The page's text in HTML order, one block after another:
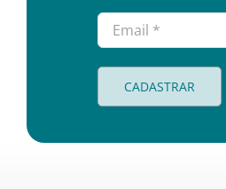
CADASTRAR